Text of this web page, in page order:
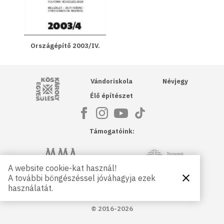
Országépítő 2003/IV.
Kós Károly Egyesülés
Vándoriskola
Élő építészet
Névjegy
Támogatóink:
Magyar Művészeti Akadémia NKA
Petőfi Kulturális Ügynökség
© 2016-2026
A website cookie-kat használ!
A további böngészéssel jóváhagyja ezek
használatát.
Bezárás